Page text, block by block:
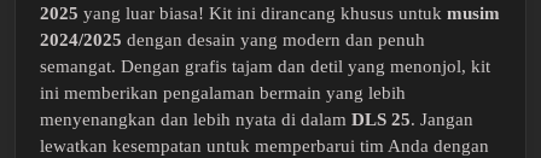
2025 yang luar biasa! Kit ini dirancang khusus untuk musim
2024/2025 dengan desain yang modern dan penuh
semangat. Dengan grafis tajam dan detil yang menonjol, kit
ini memberikan pengalaman bermain yang lebih
menyenangkan dan lebih nyata di dalam DLS 25. Jangan
lewatkan kesempatan untuk memperbarui tim Anda dengan